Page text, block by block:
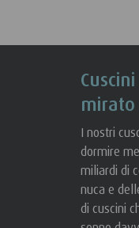
Cuscini
mirato
I nostri
dormire
miliardi di
nuca e
di cuscini